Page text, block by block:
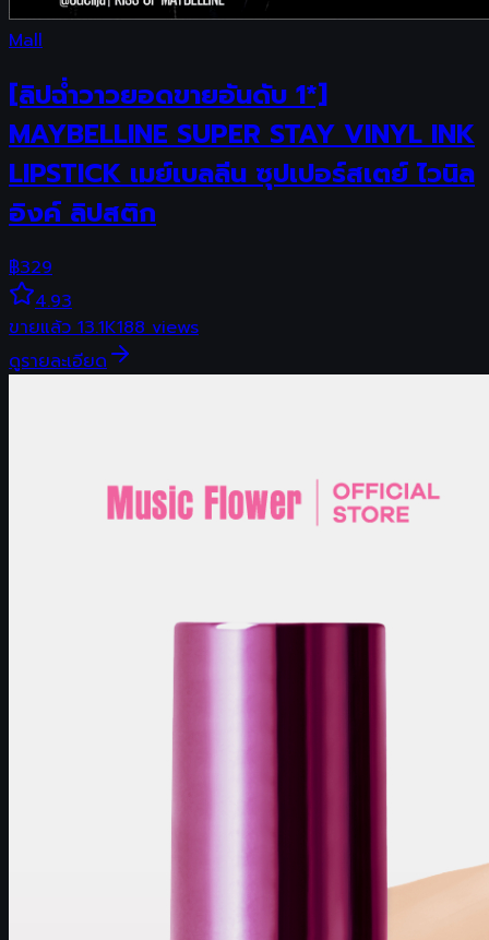
Mall
[ลิปฉ่ำวาวยอดขายอันดับ 1*]
MAYBELLINE SUPER STAY VINYL INK
LIPSTICK เมย์เบลลีน ซุปเปอร์สเตย์ ไวนิล
อิงค์ ลิปสติก
฿329
4.93
ขายแล้ว13.1K188views
ดูรายละเอียด